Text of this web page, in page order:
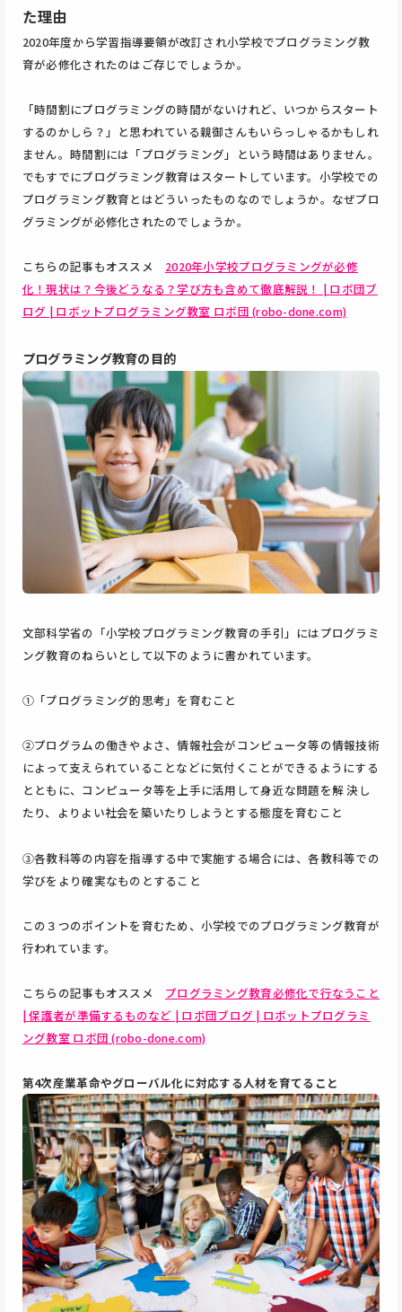
た理由
2020年度から学習指導要領が改訂され小学校でプログラミング教
育が必修化されたのはご存じでしょうか。
「時間割にプログラミングの時間がないけれど、いつからスタート
するのかしら？」と思われている親御さんもいらっしゃるかもしれ
ません。時間割には「プログラミング」という時間はありません。
でもすでにプログラミング教育はスタートしています。小学校での
プログラミング教育とはどういったものなのでしょうか。なぜプロ
グラミングが必修化されたのでしょうか。
こちらの記事もオススメ 2020年小学校プログラミングが必修
化！現状は？今後どうなる？学び方も含めて徹底解説！ | ロボ団ブ
ログ | ロボットプログラミング教室 ロボ団 (robo-done.com)
プログラミング教育の目的
文部科学省の「小学校プログラミング教育の手引」にはプログラミ
ング教育のねらいとして以下のように書かれています。
①「プログラミング的思考」を育むこと
②プログラムの働きやよさ、情報社会がコンピュータ等の情報技術
によって支えられていることなどに気付くことができるようにする
とともに、コンピュータ等を上手に活用して身近な問題を解 決し
たり、よりよい社会を築いたりしようとする態度を育むこと
③各教科等の内容を指導する中で実施する場合には、各教科等での
学びをより確実なものとすること
この３つのポイントを育むため、小学校でのプログラミング教育が
行われています。
こちらの記事もオススメ プログラミング教育必修化で行なうこと
| 保護者が準備するものなど | ロボ団ブログ | ロボットプログラミ
ング教室 ロボ団 (robo-done.com)
第4次産業革命やグローバル化に対応する人材を育てること